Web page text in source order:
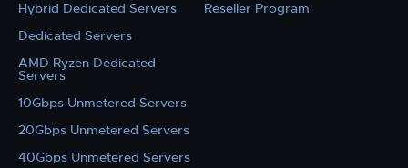
Hybrid Dedicated Servers
Dedicated Servers
AMD Ryzen Dedicated
Servers
10Gbps Unmetered Servers
20Gbps Unmetered Servers
40Gbps Unmetered Servers
Reseller Program